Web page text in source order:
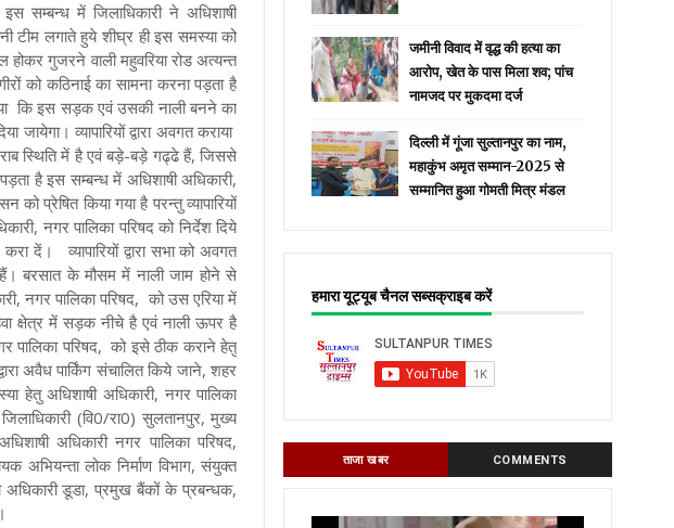
सम्बन्ध में जिलाधिकारी ने अधिशाषी
टीम लगाते हुये शीघ्र ही इस समस्या को
होकर गुजरने वाली महुवरिया रोड अत्यन्त
को कठिनाई का सामना करना पड़ता है
कि इस सड़क एवं उसकी नाली बनने का
व्यापारियों द्वारा अवगत कराया
स्थिति में है एवं बड़े-बड़े गढ्ढे हैं, जिससे
है इस सम्बन्ध में अधिशाषी अधिकारी,
प्रेषित किया गया है परन्तु व्यापारियों
नगर पालिका परिषद को निर्देश दिये
दें। व्यापारियों द्वारा सभा को अवगत
हैं। बरसात के मौसम में नाली जाम होने से
नगर पालिका परिषद, को उस एरिया में
क्षेत्र में सड़क नीचे है एवं नाली ऊपर है
पालिका परिषद, को इसे ठीक कराने हेतु
अवैध पार्किंग संचालित किये जाने, शहर
हेतु अधिशाषी अधिकारी, नगर पालिका
(वि0/रा0) सुलतानपुर, मुख्य
अधिकारी नगर पालिका परिषद,
अभियन्ता लोक निर्माण विभाग, संयुक्त
अधिकारी डूडा, प्रमुख बैंकों के प्रबन्धक,
जमीनी विवाद में वृद्ध की हत्या का
आरोप, खेत के पास मिला शव; पांच
नामजद पर मुकदमा दर्ज
दिल्ली में गूंजा सुल्तानपुर का नाम,
महाकुंभ अमृत सम्मान-2025 से
सम्मानित हुआ गोमती मित्र मंडल
हमारा यूट्यूब चैनल सब्सक्राइब करें
ताजा खबर COMMENTS